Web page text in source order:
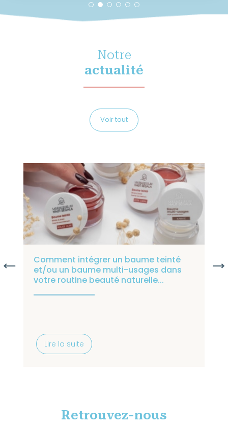
Comment intégrer un baume teinté
et/ou un baume multi-usages dans
votre routine beauté naturelle...
Lire la suite
Notre
actualité
Voir tout
Retrouvez-nous